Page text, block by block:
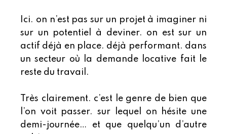
Ici. on n’est pas sur un projet à imaginer ni
sur un potentiel à deviner. on est sur un
actif déjà en place. déjà performant. dans
un secteur où la demande locative fait le
reste du travail.
Très clairement. c’est le genre de bien que
l’on voit passer. sur lequel on hésite une
demi-journée… et que quelqu’un d’autre